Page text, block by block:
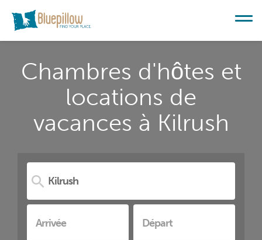
Chambres d'hôtes et
locations de
vacances à Kilrush